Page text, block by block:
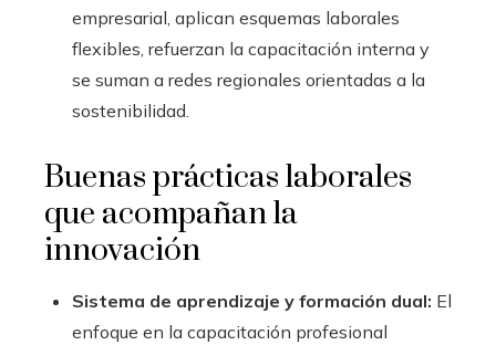
empresarial, aplican esquemas laborales
flexibles, refuerzan la capacitación interna y
se suman a redes regionales orientadas a la
sostenibilidad.
Buenas prácticas laborales
que acompañan la
innovación
Sistema de aprendizaje y formación dual: El
enfoque en la capacitación profesional